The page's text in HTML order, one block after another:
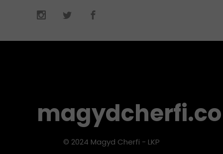
© 2024 Magyd Cherfi - LKP